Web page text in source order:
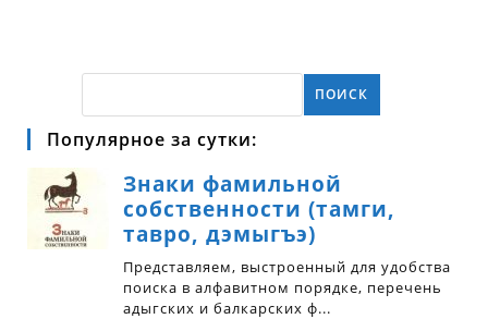
ПОИСК
Популярное за сутки: